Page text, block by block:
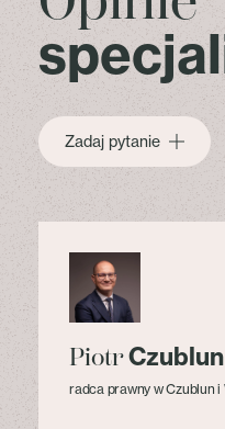
Zadaj pytanie
PiotrCzublun
radca prawny w Czublun